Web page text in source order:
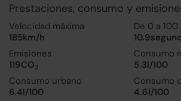
Prestaciones, consumo y
Velocidad máxima
185km/h
De 0 a
Emisiones
119CO2
Consumo
5.3l/100
Consumo urbano
6.4l/100
Consumo
4.6l/100